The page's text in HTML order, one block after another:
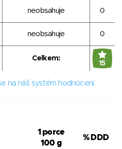
neobsahuje 0
neobsahuje 0
Celkem:
15
na náš systém hodnocení.
1 porce
100 g
% DDD